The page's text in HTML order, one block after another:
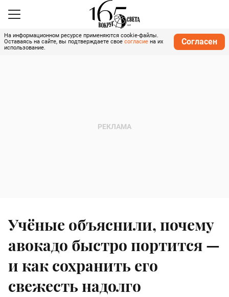
На информационном ресурсе применяются cookie-файлы.
Оставаясь на сайте, вы подтверждаете свое согласие на их
использование.
Согласен
Учёные объяснили, почему
авокадо быстро портится —
и как сохранить его
свежесть надолго